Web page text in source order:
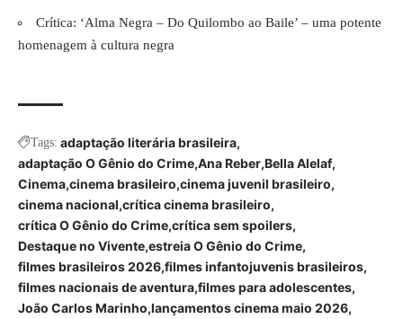
Crítica: ‘Alma Negra – Do Quilombo ao Baile’ – uma potente
homenagem à cultura negra
Tags: adaptação literária brasileira
adaptação O Gênio do Crime Ana Reber Bella Alelaf
Cinema cinema brasileiro cinema juvenil brasileiro
cinema nacional crítica cinema brasileiro
crítica O Gênio do Crime crítica sem spoilers
Destaque no Vivente estreia O Gênio do Crime
filmes brasileiros 2026 filmes infantojuvenis brasileiros
filmes nacionais de aventura filmes para adolescentes
João Carlos Marinho lançamentos cinema maio 2026